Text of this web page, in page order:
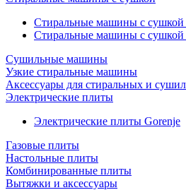
Стиральные машины с сушкой
Стиральные машины с сушкой
Сушильные машины
Узкие стиральные машины
Аксессуары для стиральных и
Электрические плиты
Электрические плиты Gorenje
Газовые плиты
Настольные плиты
Комбинированные плиты
Вытяжки и аксессуары